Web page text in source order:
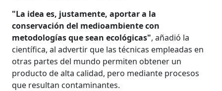
"La idea es, justamente, aportar a la
conservación del medioambiente con
metodologías que sean ecológicas", añadió la
científica, al advertir que las técnicas empleadas en
otras partes del mundo permiten obtener un
producto de alta calidad, pero mediante procesos
que resultan contaminantes.